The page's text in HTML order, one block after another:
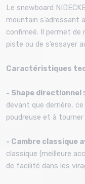
Le snowboard
mountain s’adressant
confimeé. Il permet de
piste ou de s’essayer
Caractéristiques
- Shape directionnel :
devant que derrière,
poudreuse et à
- Cambre classique
classique (meilleure
de facilité dans les